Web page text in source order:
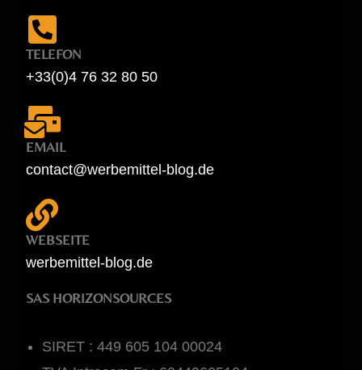
TELEFON
+33(0)4 76 32 80 50
EMAIL
contact@werbemittel-blog.de
WEBSEITE
werbemittel-blog.de
SAS HORIZONSOURCES
SIRET : 449 605 104 00024